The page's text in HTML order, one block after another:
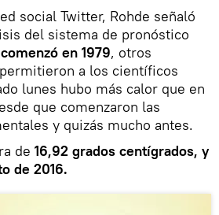
social Twitter, Rohde señaló
del sistema de pronóstico
comenzó en 1979, otros
a los científicos
lunes hubo más calor que en
que comenzaron las
y quizás mucho antes.
de 16,92 grados centígrados, y
de 2016.